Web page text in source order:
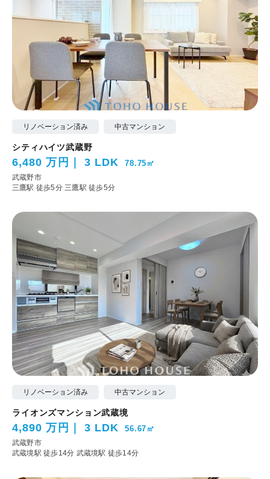
リノベーション済み 中古マンション
シティハイツ武蔵野
6,480 万円 3 LDK 78.75㎡
武蔵野市
三鷹駅 徒歩5分三鷹駅 徒歩5分
リノベーション済み 中古マンション
ライオンズマンション武蔵境
4,890 万円 3 LDK 56.67㎡
武蔵野市
武蔵境駅 徒歩14分 武蔵境駅 徒歩14分